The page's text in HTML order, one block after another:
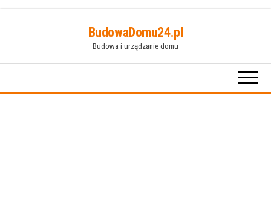
BudowaDomu24.pl
Budowa i urządzanie domu